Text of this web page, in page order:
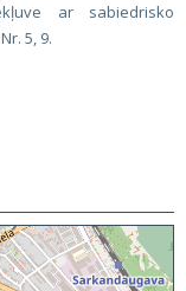
ar sabiedrisko
5, 9.